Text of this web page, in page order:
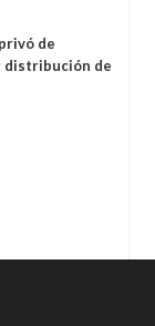
de
distribución de